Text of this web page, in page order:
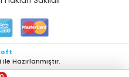
Hazırlanmıştır.